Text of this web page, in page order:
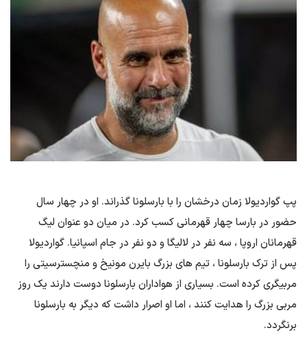
پپ گواردیولا زمان درخشان را با بارسلونا گذراند. او در چهار سال
حضور در بارسا چهار قهرمانی کسب کرد. در میان دو عنوان لیگ
قهرمانان اروپا ، سه نفر در لالیگا و دو نفر در جام اسپانیا. گواردیولا
پس از ترک بارسلونا ، تیم های بزرگ بایرن مونیخ و منچسترسیتی را
مربیگری کرده است. بسیاری از هواداران بارسلونا دوست دارند یک روز
مربی بزرگ را هدایت کنند ، اما او اصرار داشت که دیگر به بارسلونا
برنگردد.